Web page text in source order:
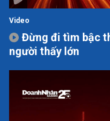
Video
Đừng đi tìm bậc
người thấy lớn